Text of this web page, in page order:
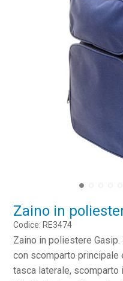
Zaino in
Codice: RE3474
Zaino in poliestere
con scomparto principale
tasca laterale,